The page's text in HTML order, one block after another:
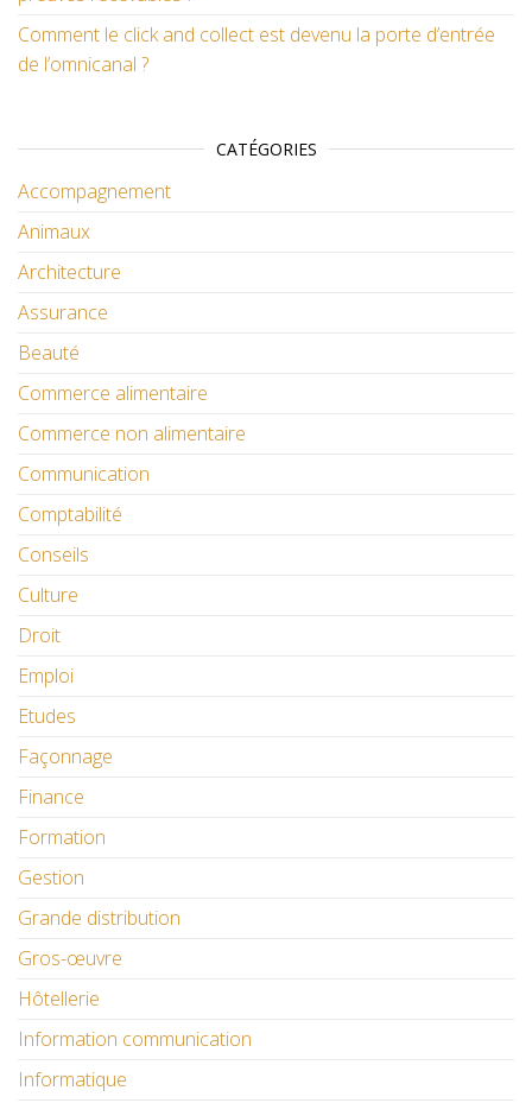
Comment le click and collect est devenu la porte d’entrée
de l’omnicanal ?
CATÉGORIES
Accompagnement
Animaux
Architecture
Assurance
Beauté
Commerce alimentaire
Commerce non alimentaire
Communication
Comptabilité
Conseils
Culture
Droit
Emploi
Etudes
Façonnage
Finance
Formation
Gestion
Grande distribution
Gros-œuvre
Hôtellerie
Information communication
Informatique